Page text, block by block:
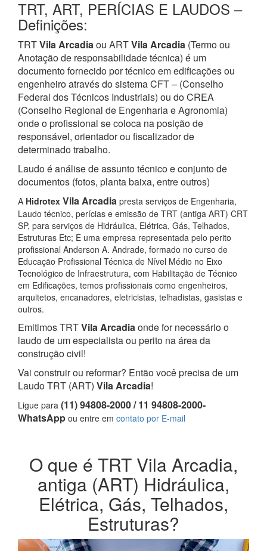
TRT, ART, PERÍCIAS E LAUDOS –
Definições:
TRTVila Arcadiaou ARTVila Arcadia (Termo ou
Anotação de responsabilidade técnica) é um
documento fornecido por técnico em edificações ou
engenheiro através do sistema CFT – (Conselho
Federal dos Técnicos Industriais) ou do CREA
(Conselho Regional de Engenharia e Agronomia)
onde o profissional se coloca na posição de
responsável, orientador ou fiscalizador de
determinado trabalho.
Laudo é análise de assunto técnico e conjunto de
documentos (fotos, planta baixa, entre outros)
A Hidrotex Vila Arcadia presta serviços de Engenharia,
Laudo técnico, perícias e emissão de TRT (antiga ART) CRT
SP, para serviços de Hidráulica, Elétrica, Gás, Telhados,
Estruturas Etc; E uma empresa representada pelo perito
profissional Anderson A. Andrade, formado no curso de
Educação Profissional Técnica de Nível Médio no Eixo
Tecnológico de Infraestrutura, com Habilitação de Técnico
em Edificações, temos profissionais como engenheiros,
arquitetos, encanadores, eletricistas, telhadistas, gasistas e
outros.
Emitimos TRTVila Arcadiaonde for necessário o
laudo de um especialista ou perito na área da
construção civil!
Vai construir ou reformar? Então você precisa de um
Laudo TRT (ART) Vila Arcadia!
Ligue para (11) 94808-2000 / 11 94808-2000-
WhatsApp ou entre em contato por E-mail
O que é TRT Vila Arcadia,
antiga (ART) Hidráulica,
Elétrica, Gás, Telhados,
Estruturas?